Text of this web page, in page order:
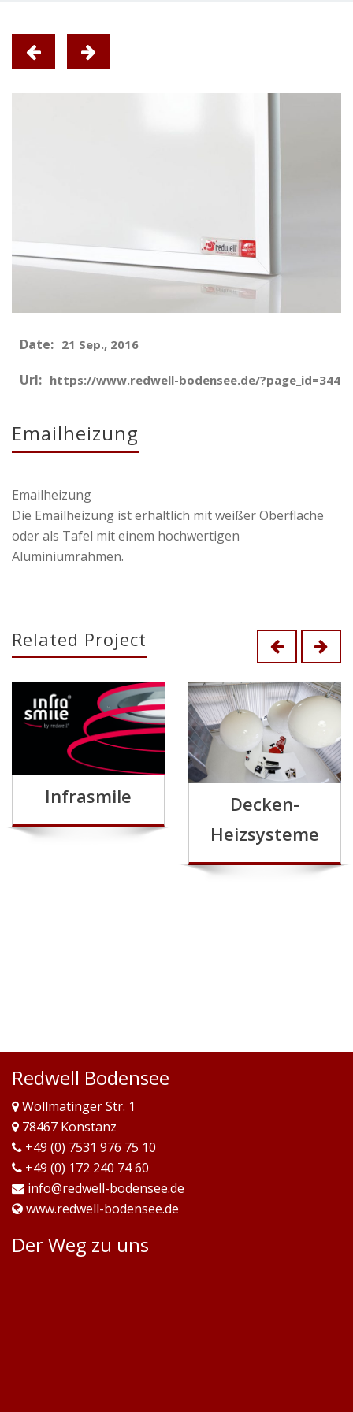
Date: 21 Sep., 2016
Url: https://www.redwell-bodensee.de/?page_id=344
Emailheizung
Emailheizung
Die Emailheizung ist erhältlich mit weißer Oberfläche
oder als Tafel mit einem hochwertigen
Aluminiumrahmen.
Related Project
Infrasmile
Decken-
Heizsysteme
Redwell Bodensee
Wollmatinger Str. 1
78467 Konstanz
+49 (0) 7531 976 75 10
+49 (0) 172 240 74 60
info@redwell-bodensee.de
www.redwell-bodensee.de
Der Weg zu uns